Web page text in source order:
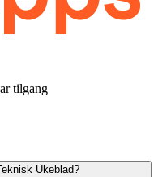
tilgang
Ukeblad?